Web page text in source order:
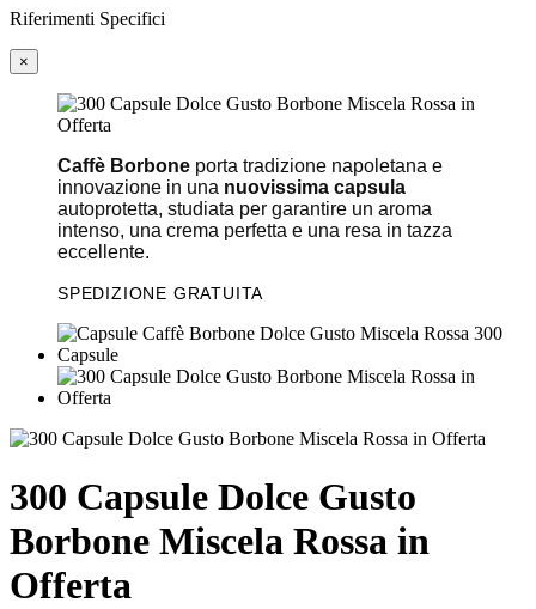
Riferimenti Specifici
×
Caffè Borbone porta tradizione napoletana e
innovazione in una nuovissima capsula
autoprotetta, studiata per garantire un aroma
intenso, una crema perfetta e una resa in tazza
eccellente.
SPEDIZIONE GRATUITA
300 Capsule Dolce Gusto
Borbone Miscela Rossa in
Offerta